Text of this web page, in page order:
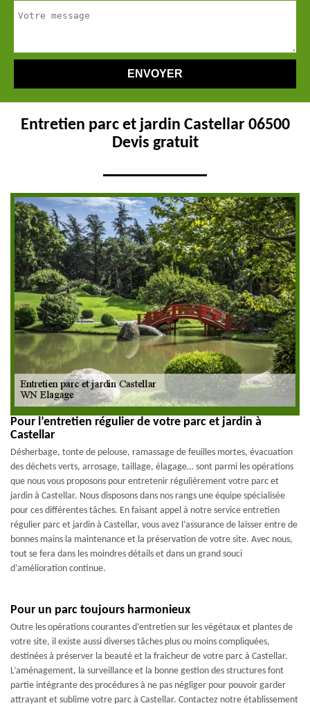
Entretien parc et jardin Castellar 06500
Devis gratuit
Pour l’entretien régulier de votre parc et jardin à
Castellar
Désherbage, tonte de pelouse, ramassage de feuilles mortes, évacuation
des déchets verts, arrosage, taillage, élagage… sont parmi les opérations
que nous vous proposons pour entretenir régulièrement votre parc et
jardin à Castellar. Nous disposons dans nos rangs une équipe spécialisée
pour ces différentes tâches. En faisant appel à notre service entretien
régulier parc et jardin à Castellar, vous avez l’assurance de laisser entre de
bonnes mains la maintenance et la préservation de votre site. Avec nous,
tout se fera dans les moindres détails et dans un grand souci
d’amélioration continue.
Pour un parc toujours harmonieux
Outre les opérations courantes d’entretien sur les végétaux et plantes de
votre site, il existe aussi diverses tâches plus ou moins compliquées,
destinées à préserver la beauté et la fraicheur de votre parc à Castellar.
L’aménagement, la surveillance et la bonne gestion des structures font
partie intégrante des procédures à ne pas négliger pour pouvoir garder
attrayant et sublime votre parc à Castellar. Contactez notre établissement